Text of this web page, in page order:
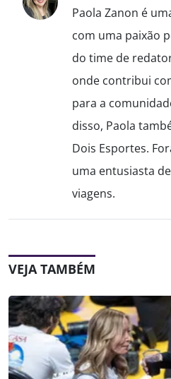
Paola Zanon é
com uma paixão
do time de
onde contribui
para a
disso, Paola
Dois Esportes.
uma entusiasta
viagens.
VEJA TAMBÉM